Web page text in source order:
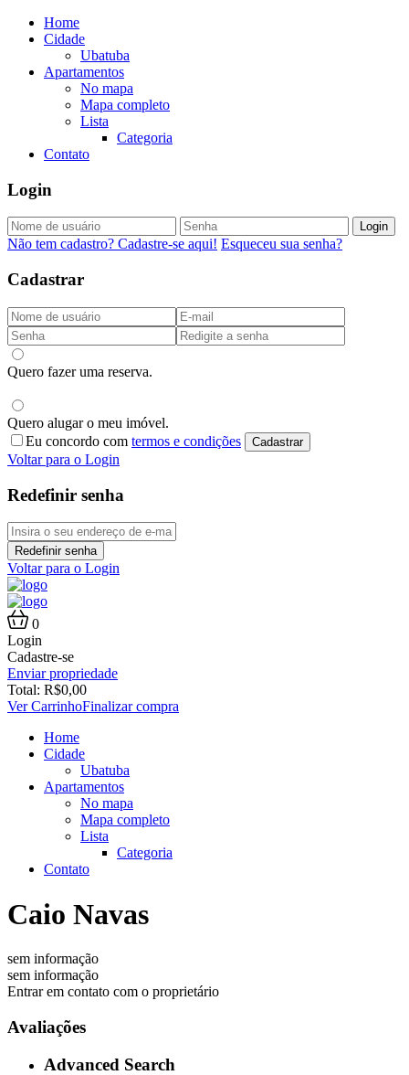
Home
Cidade
Ubatuba
Apartamentos
No mapa
Mapa completo
Lista
Categoria
Contato
Login
Login
Não tem cadastro? Cadastre-se aqui! Esqueceu sua senha?
Cadastrar
Quero fazer uma reserva.
Quero alugar o meu imóvel.
Eu concordo com termos e condições Cadastrar
Voltar para o Login
Redefinir senha
Redefinir senha
Voltar para o Login
0
Login
Cadastre-se
Enviar propriedade
Total: R$0,00
Ver CarrinhoFinalizar compra
Home
Cidade
Ubatuba
Apartamentos
No mapa
Mapa completo
Lista
Categoria
Contato
Caio Navas
sem informação
sem informação
Entrar em contato com o proprietário
Avaliações
Advanced Search